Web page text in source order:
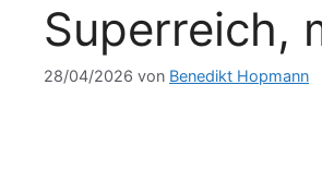
Superreich,
28/04/2026 von Benedikt Hopmann